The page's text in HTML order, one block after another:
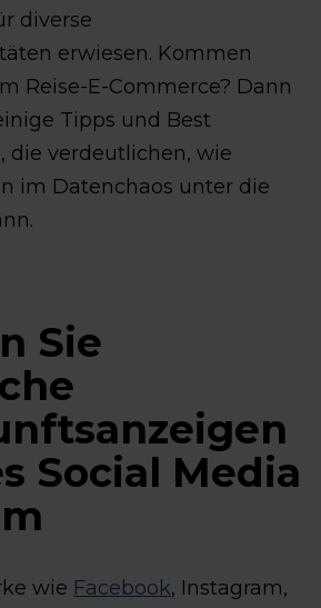
diverse
erwiesen. Kommen
Reise-E-Commerce? Dann
Tipps und Best
die verdeutlichen, wie
im Datenchaos unter die
Sie
Social Media
wie Facebook, Instagram,